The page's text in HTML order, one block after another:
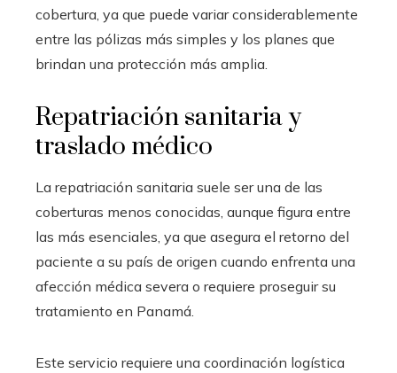
cobertura, ya que puede variar considerablemente
entre las pólizas más simples y los planes que
brindan una protección más amplia.
Repatriación sanitaria y
traslado médico
La repatriación sanitaria suele ser una de las
coberturas menos conocidas, aunque figura entre
las más esenciales, ya que asegura el retorno del
paciente a su país de origen cuando enfrenta una
afección médica severa o requiere proseguir su
tratamiento en Panamá.
Este servicio requiere una coordinación logística